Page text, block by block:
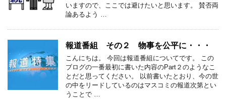
いますので、ここでは避けたいと思います。 賛否両
論あるよう …
報道番組 その２ 物事を公平に・・・
こんにちは。 今回は報道番組についてです。 この
ブログの一番最初に書いた内容のPart２のようなこ
とだと思ってください。 以前書いたとおり、今の世
の中をリードしているのはマスコミの報道次第とい
うことで …